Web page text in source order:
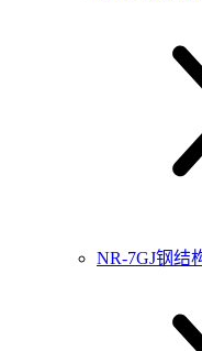
NR-7GJ钢结